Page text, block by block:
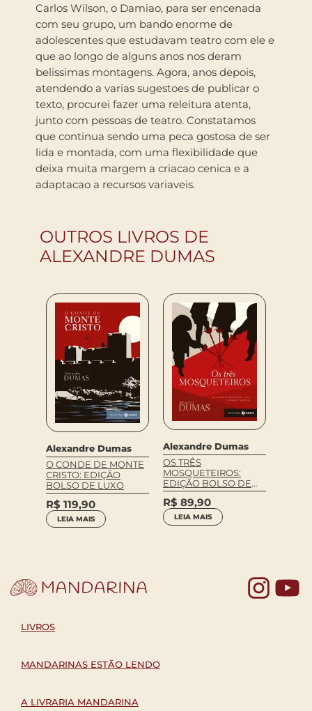
Carlos Wilson, o Damiao, para ser encenada
com seu grupo, um bando enorme de
adolescentes que estudavam teatro com ele e
que ao longo de alguns anos nos deram
belissimas montagens. Agora, anos depois,
atendendo a varias sugestoes de publicar o
texto, procurei fazer uma releitura atenta,
junto com pessoas de teatro. Constatamos
que continua sendo uma peca gostosa de ser
lida e montada, com uma flexibilidade que
deixa muita margem a criacao cenica e a
adaptacao a recursos variaveis.
OUTROS LIVROS DE
ALEXANDRE DUMAS
Alexandre Dumas
O CONDE DE MONTE
CRISTO: EDIÇÃO
BOLSO DE LUXO
R$ 119,90
LEIA MAIS
Alexandre Dumas
OS TRÊS
MOSQUETEIROS:
EDIÇÃO BOLSO DE
LUXO
R$ 89,90
LEIA MAIS
LIVROS
MANDARINAS ESTÃO LENDO
A LIVRARIA MANDARINA